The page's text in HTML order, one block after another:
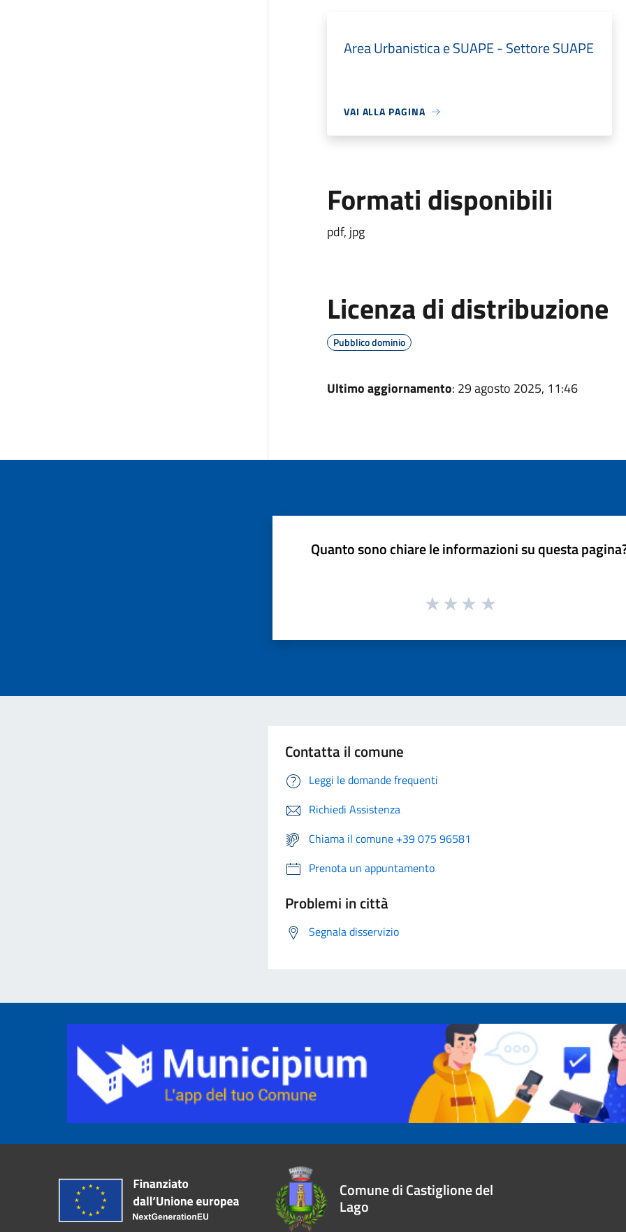
Area Urbanistica e SUAPE - Settore SUAPE
VAI ALLA PAGINA
Formati disponibili
pdf, jpg
Licenza di distribuzione
Pubblico dominio
Ultimo aggiornamento: 29 agosto 2025, 11:46
Quanto sono chiare le informazioni su questa
Contatta il comune
Leggi le domande frequenti
Richiedi Assistenza
Chiama il comune +39 075 96581
Prenota un appuntamento
Problemi in città
Segnala disservizio
Comune di Castiglione del
Lago